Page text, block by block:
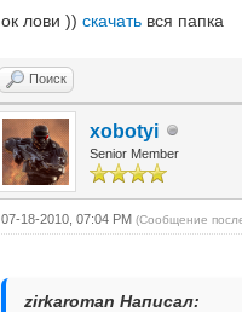
ок лови ))скачать вся папка
Поиск
xobotyi
Senior Member
07-18-2010, 07:04 PM(Сообщение
zirkaroman Написал: